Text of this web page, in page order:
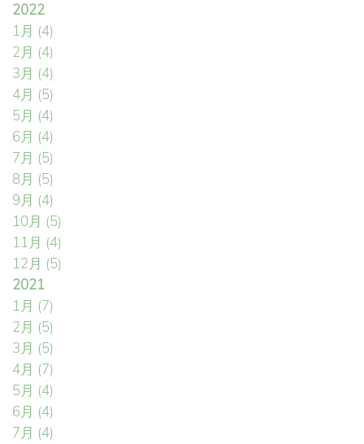
2022
1月 (4)
2月 (4)
3月 (4)
4月 (5)
5月 (4)
6月 (4)
7月 (5)
8月 (5)
9月 (4)
10月 (5)
11月 (4)
12月 (5)
2021
1月 (7)
2月 (5)
3月 (5)
4月 (7)
5月 (4)
6月 (4)
7月 (4)